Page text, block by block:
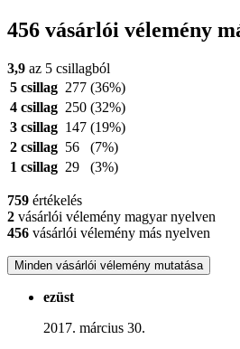
456 vásárlói vélemény
3,9 az 5 csillagból
5 csillag 277 (36%)
4 csillag 250 (32%)
3 csillag 147 (19%)
2 csillag 56
(7%)
1 csillag 29 (3%)
759 értékelés
2 vásárlói vélemény magyar nyelven
456 vásárlói vélemény más nyelven
Minden vásárlói vélemény mutatása
ezüst
2017. március 30.